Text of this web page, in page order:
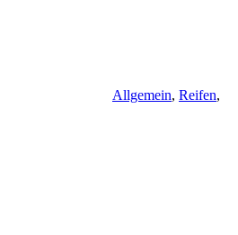
Allgemein, Reifen,